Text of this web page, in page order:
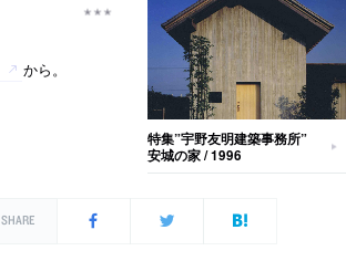
から。
特集”宇野友明建築事務所”
安城の家 / 1996
SHARE